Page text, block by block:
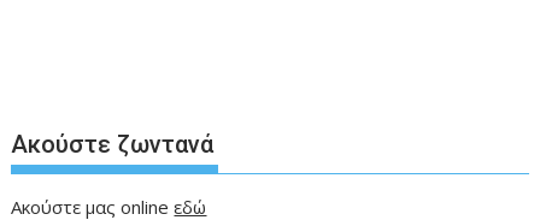
Ακούστε ζωντανά
Ακούστε μας onlineεδώ